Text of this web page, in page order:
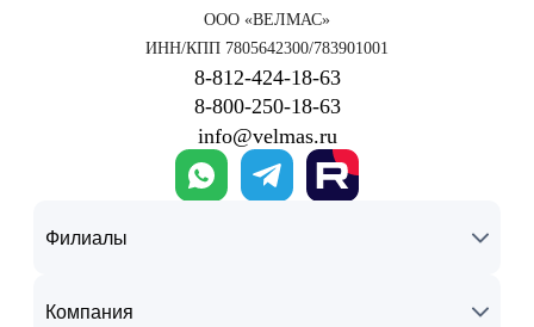
ООО «ВЕЛМАС»
ИНН/КПП 7805642300/783901001
8‑812‑424‑18‑63
8‑800‑250‑18‑63
info@velmas.ru
Филиалы
Компания